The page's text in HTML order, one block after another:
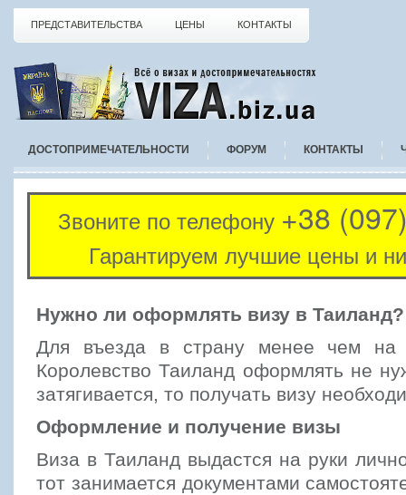
ПРЕДСТАВИТЕЛЬСТВА ЦЕНЫ КОНТАКТЫ
ДОСТОПРИМЕЧАТЕЛЬНОСТИ ФОРУМ КОНТАКТЫ
Звоните по телефону +38
Гарантируем лучшие цены и
Нужно ли оформлять визу в Таиланд?
Для въезда в страну менее чем
Королевство Таиланд оформлять не
затягивается, то получать визу
Оформление и получение визы
Виза в Таиланд выдастся на руки
тот занимается документами